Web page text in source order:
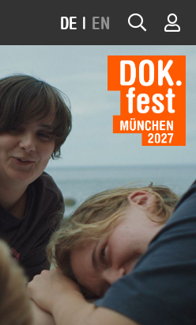
DE | EN